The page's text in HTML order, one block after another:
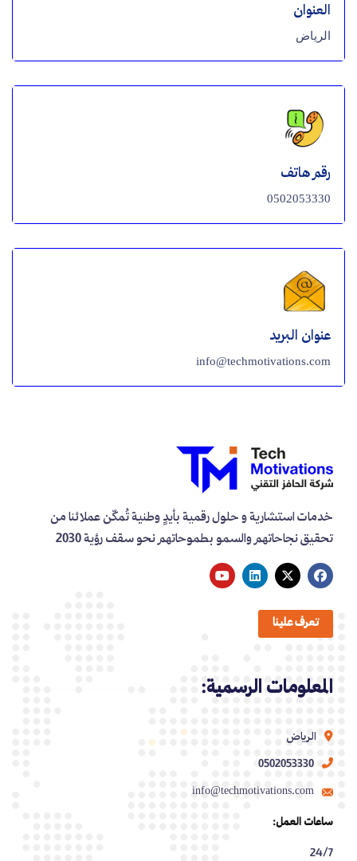
العنوان
الرياض
رقم هاتف
0502053330
عنوان البريد
info@techmotivations.com
خدمات استشارية و حلول رقمية بأيدٍ وطنية تُمكّن عملائنا من
تحقيق نجاحاتهم والسمو بطموحاتهم نحو سقف رؤية 2030
تعرف علينا
المعلومات الرسمية:
الرياض
0502053330
info@techmotivations.com
ساعات العمل:
24/7